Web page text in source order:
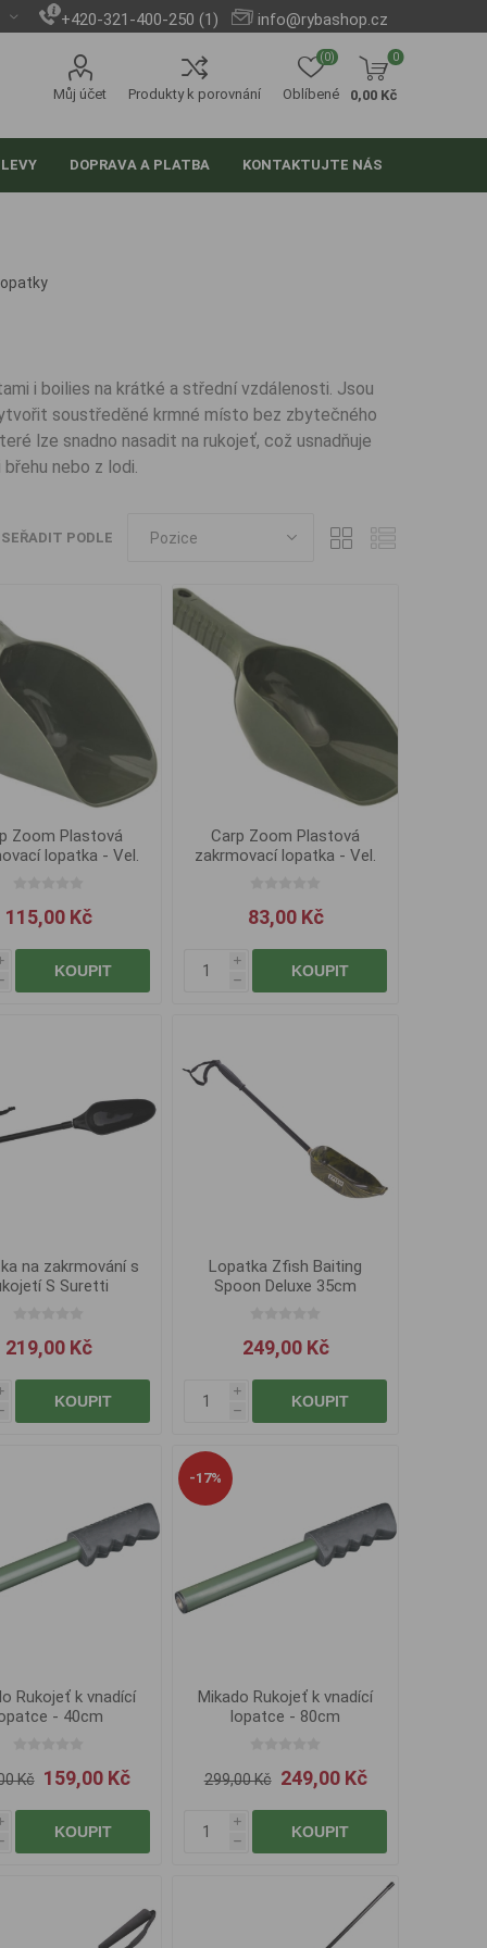
+420-321-400-250 (1) info@rybashop.cz
Můj účet Produkty k porovnání Oblíbené
(0) 0
0,00 Kč
DOPRAVA A PLATBA KONTAKTUJTE NÁS
i boilies na krátké a střední vzdálenosti. Jsou
soustředěné krmné místo bez zbytečného
lze snadno nasadit na rukojeť, což usnadňuje
nebo z lodi.
SEŘADIT PODLE
Zoom Plastová
lopatka - Vel.
115,00 Kč
KOUPIT
Carp Zoom Plastová
zakrmovací lopatka - Vel.
83,00 Kč
i
h
KOUPIT
na zakrmování s
S Suretti
219,00 Kč
KOUPIT
Lopatka Zfish Baiting
Spoon Deluxe 35cm
249,00 Kč
i
h
KOUPIT
Rukojeť k vnadící
- 40cm
Kč 159,00 Kč
KOUPIT
-17%
Mikado Rukojeť k vnadící
lopatce - 80cm
299,00 Kč 249,00 Kč
i
h
KOUPIT